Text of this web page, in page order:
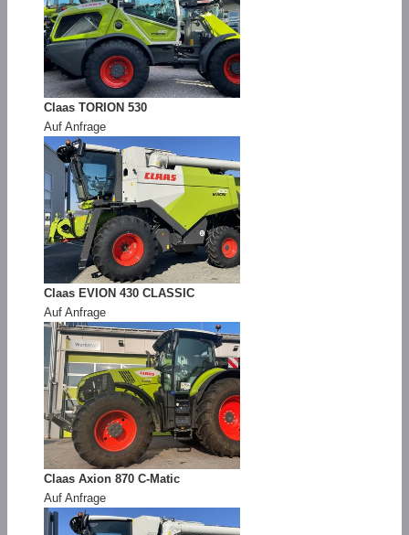
Claas TORION 530
Auf Anfrage
Claas EVION 430 CLASSIC
Auf Anfrage
Claas Axion 870 C-Matic
Auf Anfrage